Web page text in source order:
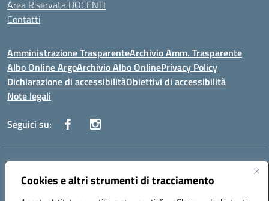
Cookies e altri strumenti di tracciamento
Area Riservata DOCENTI
Contatti
Amministrazione TrasparenteArchivio Amm. Trasparente
Albo Online ArgoArchivio Albo OnlinePrivacy Policy
Dichiarazione di accessibilitàObiettivi di accessibilità
Note legali
Seguici su:
Indirizzo:
Centralino:0823 742191 Email:CEIC8BC00Q@istruzione.it